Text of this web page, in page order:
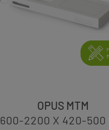
OPUS MTM
600-2200 X 420-500